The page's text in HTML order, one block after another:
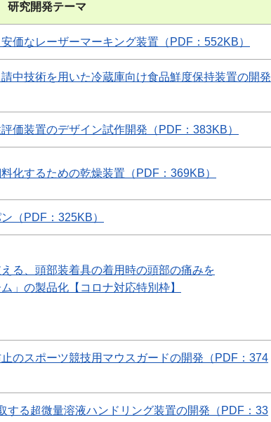
研究開発テーマ
価なレーザーマーキング装置（PDF：552KB）
中技術を用いた冷蔵庫向け食品鮮度保持装置の開発
価装置のデザイン試作開発（PDF：383KB）
化するための乾燥装置（PDF：369KB）
（PDF：325KB）
る、頭部装着具の着用時の頭部の痛みを
」の製品化【コロナ対応特別枠】
のスポーツ競技用マウスガードの開発（PDF：374
する超微量溶液ハンドリング装置の開発（PDF：33